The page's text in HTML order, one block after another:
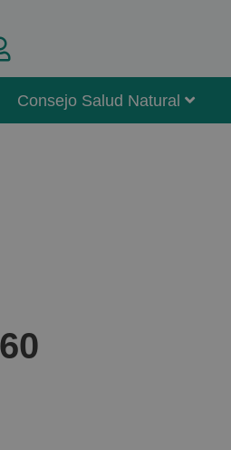
Consejo Salud Natural